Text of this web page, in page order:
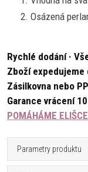
Osázená
Rychlé dodání ·
Zboží expedujeme
Zásilkovna nebo
Garance vrácení
POMÁHÁME ELIŠCE
Parametry produktu